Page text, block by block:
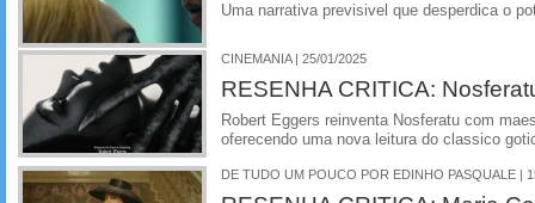
Uma narrativa previsivel que desperdica o
CINEMANIA | 25/01/2025
RESENHA CRITICA:
Robert Eggers reinventa Nosferatu com
oferecendo uma nova leitura do classico
DE TUDO UM POUCO POR EDINHO PASQUALE |